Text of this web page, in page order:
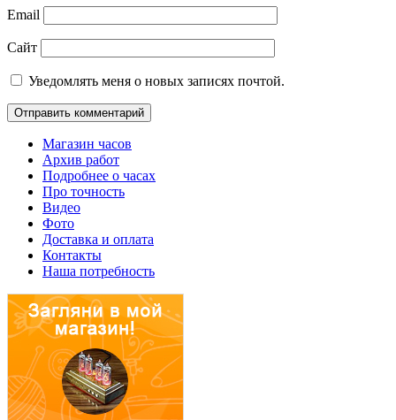
Email
Сайт
Уведомлять меня о новых записях почтой.
Магазин часов
Архив работ
Подробнее о часах
Про точность
Видео
Фото
Доставка и оплата
Контакты
Наша потребность